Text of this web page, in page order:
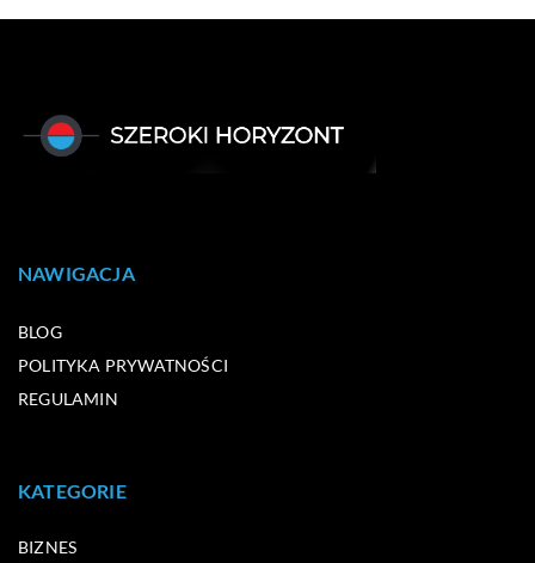
NAWIGACJA
BLOG
POLITYKA PRYWATNOŚCI
REGULAMIN
KATEGORIE
BIZNES